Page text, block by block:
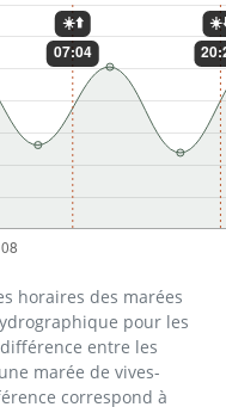
horaires des marées
pour les
entre les
marée de vives-
correspond à